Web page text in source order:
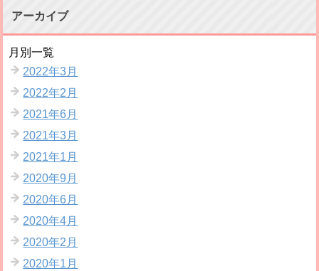
アーカイブ
月別一覧
2022年3月
2022年2月
2021年6月
2021年3月
2021年1月
2020年9月
2020年6月
2020年4月
2020年2月
2020年1月